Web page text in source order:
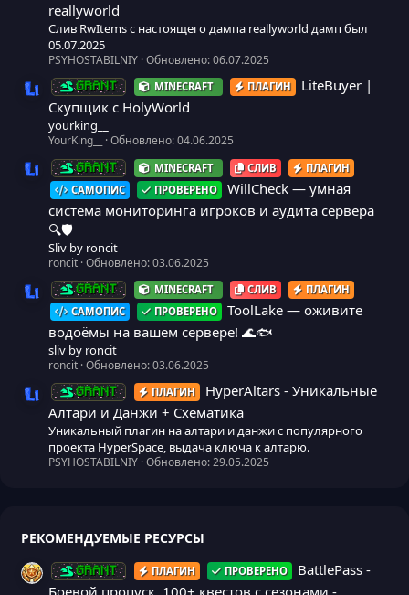
reallyworld
Слив RwItems с настоящего дампа reallyworld дамп был
05.07.2025
PSYHOSTABILNIY Обновлено:06.07.2025
Иконка ресурса
GRANT MINECRAFT ПЛАГИН
LiteBuyer |
Скупщик с HolyWorld
yourking__
YourKing__ Обновлено:04.06.2025
Иконка ресурса
GRANT MINECRAFT СЛИВ
ПЛАГИН
САМОПИС
ПРОВЕРЕНО
WillCheck — умная
система мониторинга игроков и аудита сервера
🔍🛡️
Sliv by roncit
roncit Обновлено:03.06.2025
Иконка ресурса
GRANT MINECRAFT СЛИВ
ПЛАГИН
САМОПИС
ПРОВЕРЕНО
ToolLake — оживите
водоёмы на вашем сервере! 🌊🐟
sliv by roncit
roncit Обновлено:03.06.2025
Иконка ресурса
GRANT ПЛАГИН
HyperAltars - Уникальные
Алтари и Данжи + Схематика
Уникальный плагин на алтари и данжи с популярного
проекта HyperSpace, выдача ключа к алтарю.
PSYHOSTABILNIY Обновлено:29.05.2025
РЕКОМЕНДУЕМЫЕ РЕСУРСЫ
GRANT ПЛАГИН ПРОВЕРЕНО
BattlePass -
Боевой пропуск, 100+ квестов с сезонами -